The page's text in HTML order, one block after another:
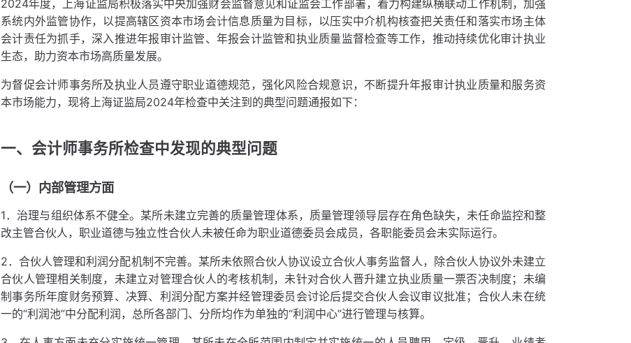
2024年度，上海证监局积极落实中央加强财会监督意见和证监会工作部署，着力构建纵横联动工作机制，加强
系统内外监管协作，以提高辖区资本市场会计信息质量为目标，以压实中介机构核查把关责任和落实市场主体
会计责任为抓手，深入推进年报审计监管、年报会计监管和执业质量监督检查等工作，推动持续优化审计执业
生态，助力资本市场高质量发展。
为督促会计师事务所及执业人员遵守职业道德规范，强化风险合规意识，不断提升年报审计执业质量和服务资
本市场能力，现将上海证监局2024年检查中关注到的典型问题通报如下：
一、会计师事务所检查中发现的典型问题
（一）内部管理方面
1．治理与组织体系不健全。某所未建立完善的质量管理体系，质量管理领导层存在角色缺失，未任命监控和整
改主管合伙人，职业道德与独立性合伙人未被任命为职业道德委员会成员，各职能委员会未实际运行。
2．合伙人管理和利润分配机制不完善。某所未依照合伙人协议设立合伙人事务监督人，除合伙人协议外未建立
合伙人管理相关制度，未建立对管理合伙人的考核机制，未针对合伙人晋升建立执业质量一票否决制度；未编
制事务所年度财务预算、决算、利润分配方案并经管理委员会讨论后提交合伙人会议审议批准；合伙人未在统
一的“利润池”中分配利润，总所各部门、分所均作为单独的“利润中心”进行管理与核算。